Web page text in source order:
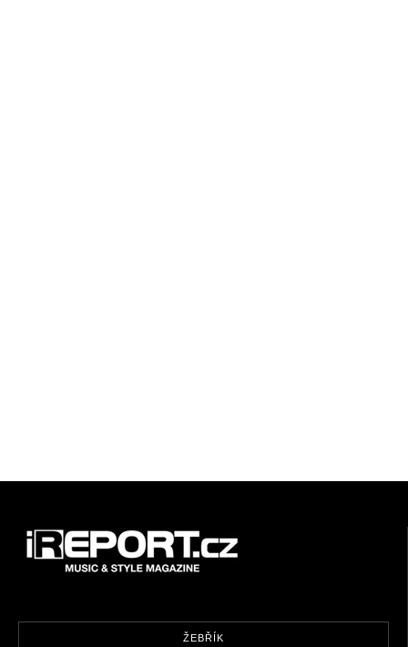
ŽEBŘÍK